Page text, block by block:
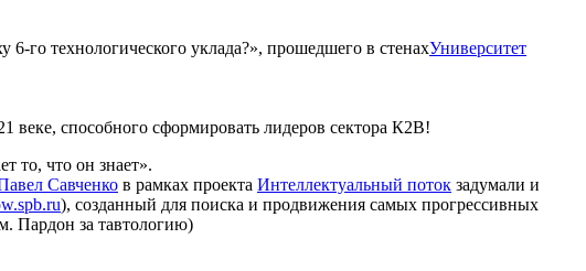
го технологического уклада?», прошедшего в стенахУниверситет
веке, способного сформировать лидеров сектора К2В!
то, что он знает».
Савченко в рамках проекта Интеллектуальный поток задумали и
), созданный для поиска и продвижения самых прогрессивных
Пардон за тавтологию)